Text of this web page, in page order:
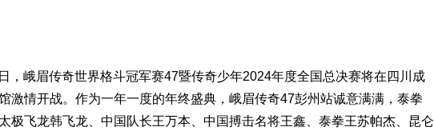
，峨眉传奇世界格斗冠军赛47暨传奇少年2024年度全国总决赛将在四川成
激情开战。作为一年一度的年终盛典，峨眉传奇47彭州站诚意满满，泰拳
极飞龙韩飞龙、中国队长王万本、中国搏击名将王鑫、泰拳王苏帕杰、昆仑